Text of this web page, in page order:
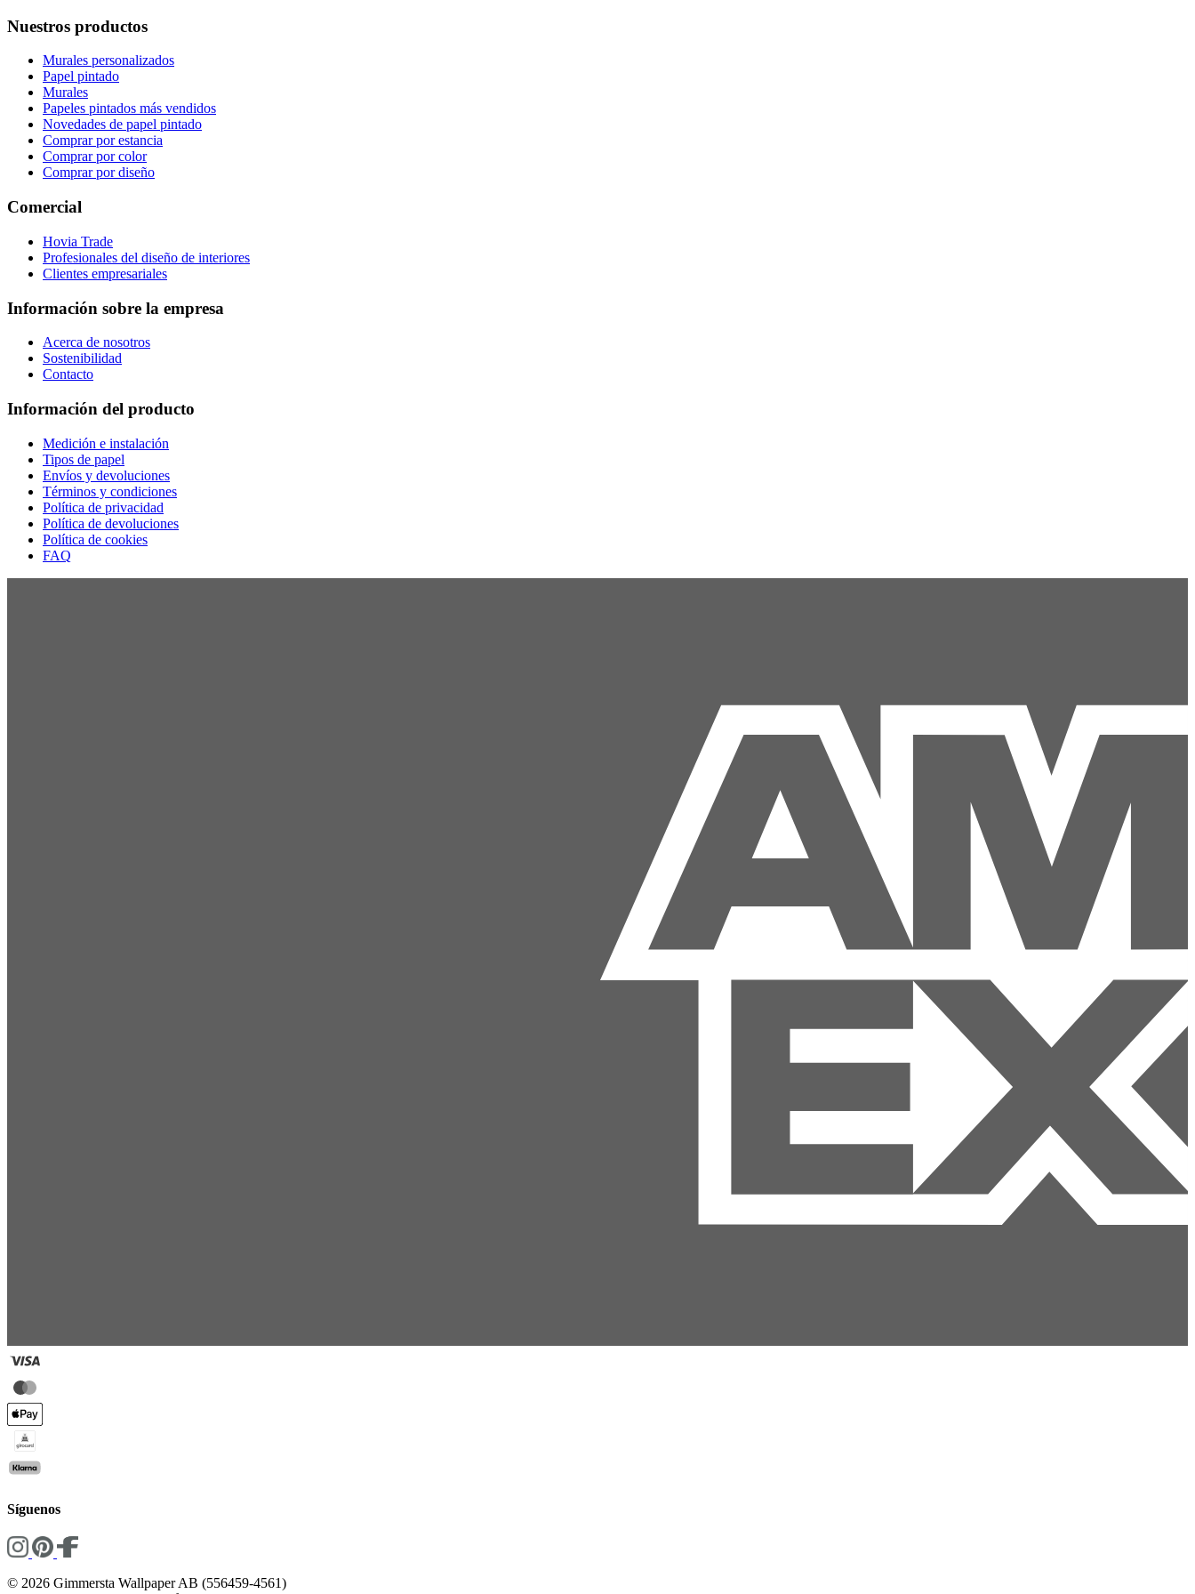
Nuestros productos
Murales personalizados
Papel pintado
Murales
Papeles pintados más vendidos
Novedades de papel pintado
Comprar por estancia
Comprar por color
Comprar por diseño
Comercial
Hovia Trade
Profesionales del diseño de interiores
Clientes empresariales
Información sobre la empresa
Acerca de nosotros
Sostenibilidad
Contacto
Información del producto
Medición e instalación
Tipos de papel
Envíos y devoluciones
Términos y condiciones
Política de privacidad
Política de devoluciones
Política de cookies
FAQ
Síguenos
© 2026 Gimmersta Wallpaper AB (556459-4561)